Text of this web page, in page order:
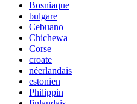
Bosniaque
bulgare
Cebuano
Chichewa
Corse
croate
néerlandais
estonien
Philippin